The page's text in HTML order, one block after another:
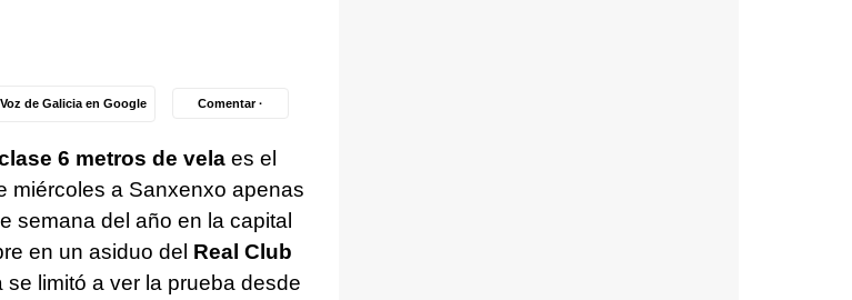
de Galicia en Google Comentar ·
6 metros de velaes el
miércoles a Sanxenxo apenas
semana del año en la capital
en un asiduo del Real Club
limitó a ver la prueba desde